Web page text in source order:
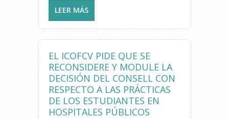
LEER MÁS
DECANO DEL COLEGIO DE
FISIOTERAPEUTAS EN ONDA
PELIGROS DE LOS MASAJES
EN LAS PLAYAS
EL ICOFCV PIDE QUE SE
RECONSIDERE Y MODULE LA
DECISIÓN DEL CONSELL CON
RESPECTO A LAS PRÁCTICAS
DE LOS ESTUDIANTES EN
HOSPITALES PÚBLICOS